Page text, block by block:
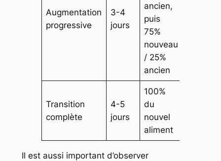
Augmentation
progressive
3-4
jours
ancien,
puis
75%
nouveau
/ 25%
ancien
Transition
complète
4-5
jours
100%
du
nouvel
aliment
Il est aussi important d’observer